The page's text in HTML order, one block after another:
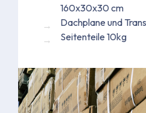
160x30x30 cm
Dachplane und
Seitenteile 10kg